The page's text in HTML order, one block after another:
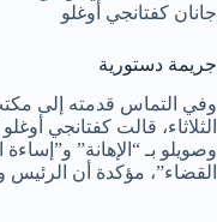
جانان كفتانجي أوغلو
جريمة دستورية
وفي التماس قدمته إلى
الثلاثاء، قالت كفتانجي
وصويلو بـ “الإهانة”
القضاء”، مؤكدة أن الرئيس